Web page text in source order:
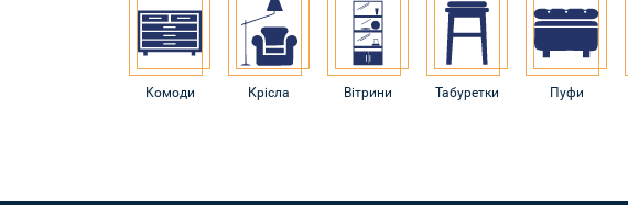
Комоди Крісла Вітрини Табуретки Пуфи